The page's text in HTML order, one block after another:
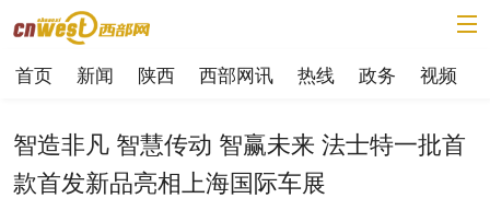
首页 新闻 陕西 西部网讯 热线 政务 视频
智造非凡 智慧传动 智赢未来 法士特一批首
款首发新品亮相上海国际车展